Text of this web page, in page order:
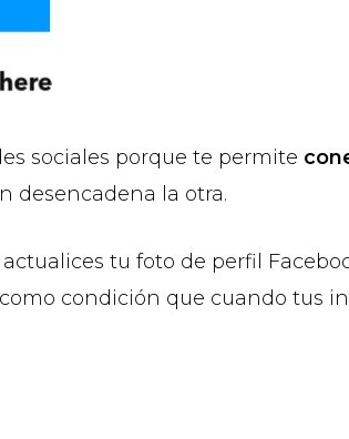
sociales porque te permite
desencadena la otra.
tu foto de perfil
condición que cuando tus